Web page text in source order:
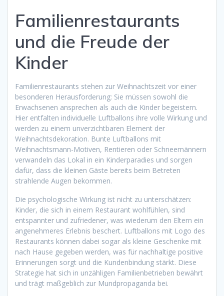
Familienrestaurants
und die Freude der
Kinder
Familienrestaurants stehen zur Weihnachtszeit vor einer
besonderen Herausforderung: Sie müssen sowohl die
Erwachsenen ansprechen als auch die Kinder begeistern.
Hier entfalten individuelle Luftballons ihre volle Wirkung und
werden zu einem unverzichtbaren Element der
Weihnachtsdekoration. Bunte Luftballons mit
Weihnachtsmann-Motiven, Rentieren oder Schneemännern
verwandeln das Lokal in ein Kinderparadies und sorgen
dafür, dass die kleinen Gäste bereits beim Betreten
strahlende Augen bekommen.
Die psychologische Wirkung ist nicht zu unterschätzen:
Kinder, die sich in einem Restaurant wohlfühlen, sind
entspannter und zufriedener, was wiederum den Eltern ein
angenehmeres Erlebnis beschert. Luftballons mit Logo des
Restaurants können dabei sogar als kleine Geschenke mit
nach Hause gegeben werden, was für nachhaltige positive
Erinnerungen sorgt und die Kundenbindung stärkt. Diese
Strategie hat sich in unzähligen Familienbetrieben bewährt
und trägt maßgeblich zur Mundpropaganda bei.